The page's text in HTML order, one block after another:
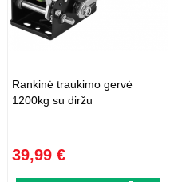
Rankinė traukimo gervė
1200kg su diržu
39,99 €